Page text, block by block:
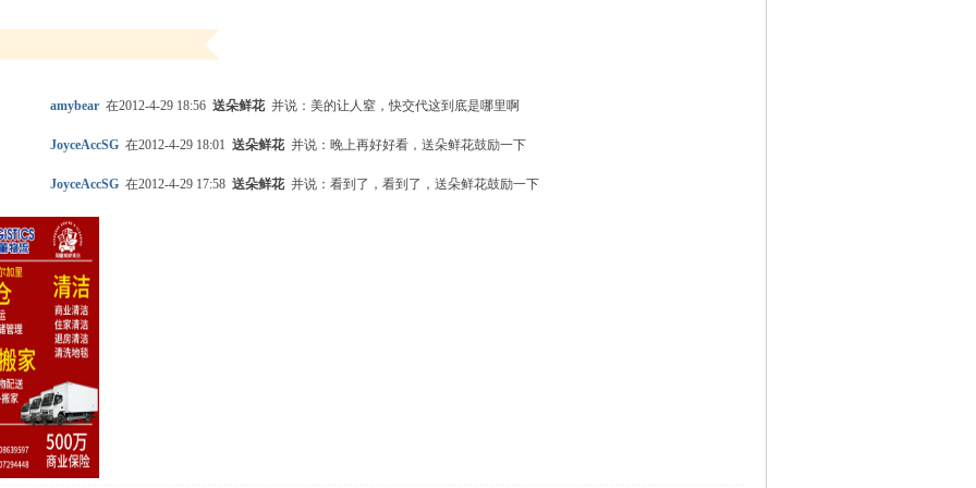
amybear 在2012-4-29 18:56 送朵鲜花并说：美的让人窒，快交代这到底是哪里啊
JoyceAccSG 在2012-4-29 18:01 送朵鲜花并说：晚上再好好看，送朵鲜花鼓励一下
JoyceAccSG 在2012-4-29 17:58 送朵鲜花并说：看到了，看到了，送朵鲜花鼓励一下